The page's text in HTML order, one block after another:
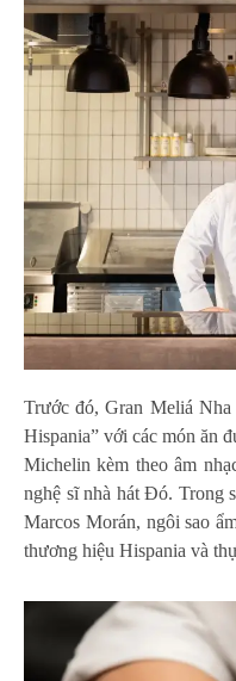
Trước đó, Gran Meliá
Hispania” với các món ăn
Michelin kèm theo âm
nghệ sĩ nhà hát Đó. Trong
Marcos Morán, ngôi sao
thương hiệu Hispania và